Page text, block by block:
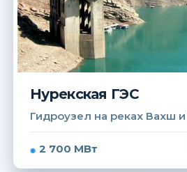
Нурекская ГЭС
Гидроузел на реках Вахш
2 700 МВт